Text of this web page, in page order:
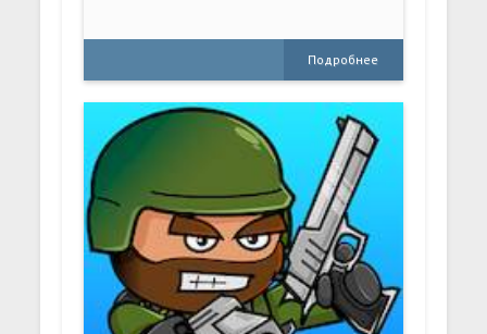
Подробнее